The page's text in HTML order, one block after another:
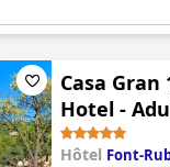
Casa
Hotel -
Hôtel Font-